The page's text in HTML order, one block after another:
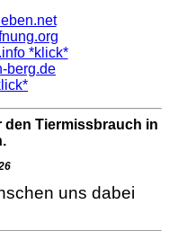
*klick*
berg.de
den Tiermissbrauch in
uns dabei